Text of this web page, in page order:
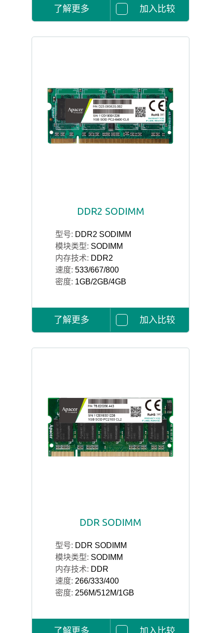
了解更多 加入比较
DDR2 SODIMM
型号: DDR2 SODIMM
模块类型: SODIMM
内存技术: DDR2
速度: 533/667/800
密度: 1GB/2GB/4GB
了解更多 加入比较
DDR SODIMM
型号: DDR SODIMM
模块类型: SODIMM
内存技术: DDR
速度: 266/333/400
密度: 256M/512M/1GB
了解更多 加入比较